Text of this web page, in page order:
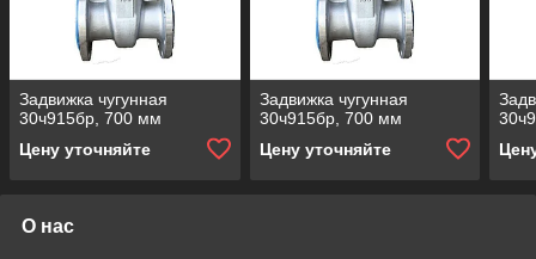
Задвижка чугунная
30ч915бр, 700 мм
Цену уточняйте
Задвижка чугунная
30ч915бр, 700 мм
Цену уточняйте
О нас